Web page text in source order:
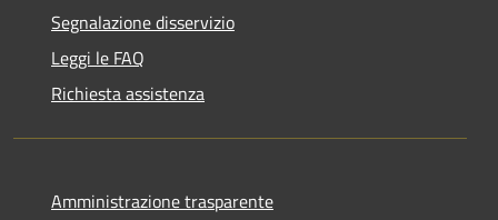
Segnalazione disservizio
Leggi le FAQ
Richiesta assistenza
Amministrazione trasparente